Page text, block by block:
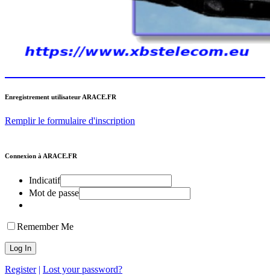
Enregistrement utilisateur ARACE.FR
Remplir le formulaire d'inscription
Connexion à ARACE.FR
Indicatif
Mot de passe
Remember Me
Register| Lost your password?